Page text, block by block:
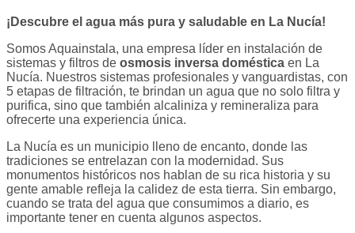
¡Descubre el agua más pura y saludable en La Nucía!
Somos Aquainstala, una empresa líder en instalación de
sistemas y filtros de osmosis inversa doméstica en La
Nucía. Nuestros sistemas profesionales y vanguardistas, con
5 etapas de filtración, te brindan un agua que no solo filtra y
purifica, sino que también alcaliniza y remineraliza para
ofrecerte una experiencia única.
La Nucía es un municipio lleno de encanto, donde las
tradiciones se entrelazan con la modernidad. Sus
monumentos históricos nos hablan de su rica historia y su
gente amable refleja la calidez de esta tierra. Sin embargo,
cuando se trata del agua que consumimos a diario, es
importante tener en cuenta algunos aspectos.